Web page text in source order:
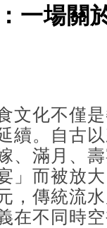
27b669df/
一場關
文化不僅
續。自古
、滿月、
」而被放
，傳統流
在不同時